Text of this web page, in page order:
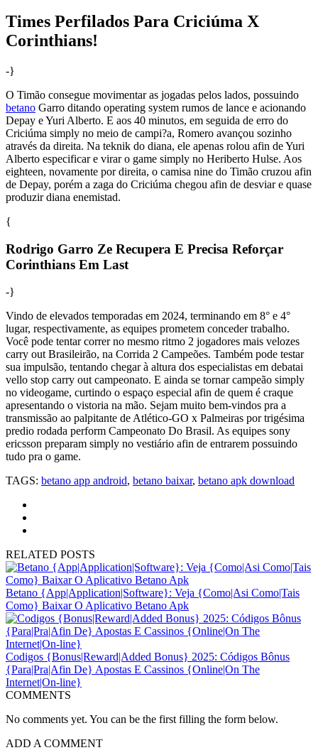
Times Perfilados Para Criciúma X
Corinthians!
-}
O Timão consegue movimentar as jogadas pelos lados, possuindo
betano Garro ditando operating system rumos de lance e acionando
Depay e Yuri Alberto. E aos 40 minutos, em seguida de erro do
Criciúma simply no meio de campi?a, Romero avançou sozinho
através da direita. Na teknik do diana, ele apenas rolou afin de Yuri
Alberto especificar e virar o game simply no Heriberto Hulse. Aos
eighteen, novamente por direita, o camisa nine do Timão cruzou afin
de Depay, porém a zaga do Criciúma chegou afin de desviar e quase
produzir diana enemistad.
{
Rodrigo Garro Ze Recupera E Precisa Reforçar
Corinthians Em Last
-}
Vindo de elevados temporadas em 2024, terminando em 8° e 4°
lugar, respectivamente, as equipes prometem conceder trabalho.
Você pode tentar correr no mesmo ritmo 2 jogadores mais velozes
carry out Brasileirão, na Corrida 2 Campeões. Também pode testar
sua impulsão, tentando chegar à altura dos especialistas em debatai
vello stop carry out campeonato. E ainda se tornar campeão simply
no videogame, curtindo o espaço especial afin de quem é craque
apresentando o vistoria na mão. Sejam muito bem-vindos pra a
transmissão ao palpitante de Atlético-GO x Palmeiras por trigésima
predio rodada perform Campeonato Do Brasil. As equipes sony
ericsson preparam simply no vestiário afin de entrarem possuindo
tudo pra o game.
TAGS: betano app android, betano baixar, betano apk download
RELATED POSTS
Betano {App|Application|Software}: Veja {Como|Asi Como|Tais
Como} Baixar O Aplicativo Betano Apk
Codigos {Bonus|Reward|Added Bonus} 2025: Códigos Bônus
{Para|Pra|Afin De} Apostas E Cassinos {Online|On The
Internet|On-line}
COMMENTS
No comments yet. You can be the first filling the form below.
ADD A COMMENT